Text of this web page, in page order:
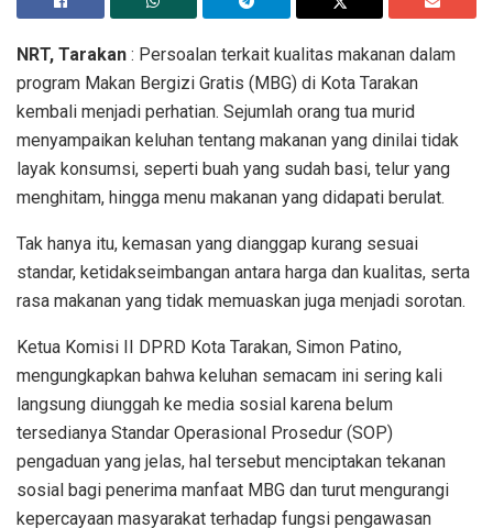
NRT, Tarakan : Persoalan terkait kualitas makanan dalam
program Makan Bergizi Gratis (MBG) di Kota Tarakan
kembali menjadi perhatian. Sejumlah orang tua murid
menyampaikan keluhan tentang makanan yang dinilai tidak
layak konsumsi, seperti buah yang sudah basi, telur yang
menghitam, hingga menu makanan yang didapati berulat.
Tak hanya itu, kemasan yang dianggap kurang sesuai
standar, ketidakseimbangan antara harga dan kualitas, serta
rasa makanan yang tidak memuaskan juga menjadi sorotan.
Ketua Komisi II DPRD Kota Tarakan, Simon Patino,
mengungkapkan bahwa keluhan semacam ini sering kali
langsung diunggah ke media sosial karena belum
tersedianya Standar Operasional Prosedur (SOP)
pengaduan yang jelas, hal tersebut menciptakan tekanan
sosial bagi penerima manfaat MBG dan turut mengurangi
kepercayaan masyarakat terhadap fungsi pengawasan